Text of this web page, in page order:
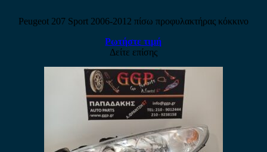
Peugeot 207 Sport 2006-2012 πίσω προφυλακτήρας κόκκινο
Ρωτήστε τιμή
Δείτε επίσης